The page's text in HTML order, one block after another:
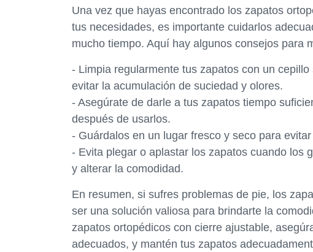
Una vez que hayas encontrado los zapatos
tus necesidades, es importante cuidarlos
mucho tiempo. Aquí hay algunos consejos para
- Limpia regularmente tus zapatos con un
evitar la acumulación de suciedad y olores.
- Asegúrate de darle a tus zapatos tiempo
después de usarlos.
- Guárdalos en un lugar fresco y seco para
- Evita plegar o aplastar los zapatos cuando los
y alterar la comodidad.
En resumen, si sufres problemas de pie, los
ser una solución valiosa para brindarte la
zapatos ortopédicos con cierre ajustable,
adecuados, y mantén tus zapatos